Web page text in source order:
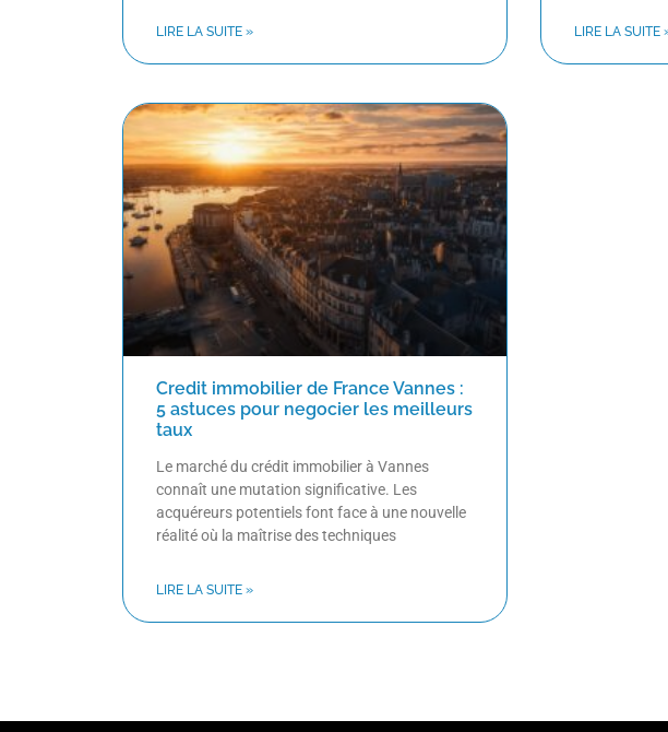
LIRE LA SUITE » LIRE LA SUITE
Credit immobilier de France Vannes :
5 astuces pour negocier les meilleurs
taux
Le marché du crédit immobilier à Vannes
connaît une mutation significative. Les
acquéreurs potentiels font face à une nouvelle
réalité où la maîtrise des techniques
LIRE LA SUITE »